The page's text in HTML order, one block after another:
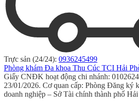
Trực sản (24/24): 0936245499
Phòng khám Đa khoa Thu Cúc TCI Hải
Giấy CNĐK hoạt động chi nhánh:
23/01/2026. Cơ quan cấp: Phòng Đăng ký
doanh nghiệp – Sở Tài chính thành phố